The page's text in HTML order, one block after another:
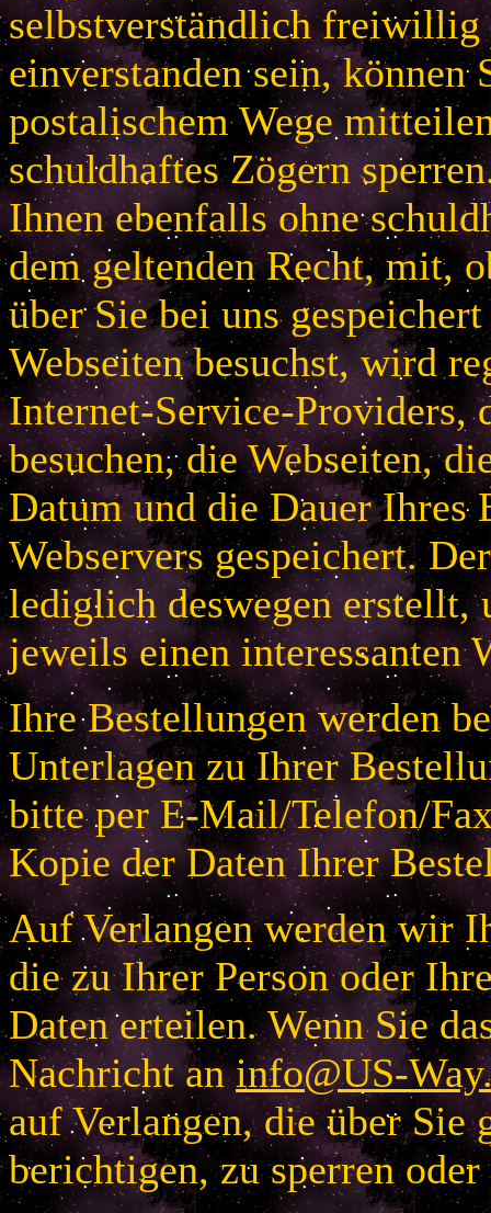
selbstverständlich
einverstanden sein, können
postalischem Wege
schuldhaftes Zögern
Ihnen ebenfalls ohne
dem geltenden Recht, mit,
über Sie bei uns
Webseiten besuchst, wird
Internet-Service-Providers,
besuchen, die Webseiten,
Datum und die Dauer Ihres
Webservers gespeichert.
lediglich deswegen erstellt,
jeweils einen interessanten
Ihre Bestellungen werden
Unterlagen zu Ihrer
bitte per E-Mail/Telefon/
Kopie der Daten Ihrer
Auf Verlangen werden wir
die zu Ihrer Person oder
Daten erteilen. Wenn Sie
Nachricht aninfo@US-
auf Verlangen, die über Sie
berichtigen, zu sperren